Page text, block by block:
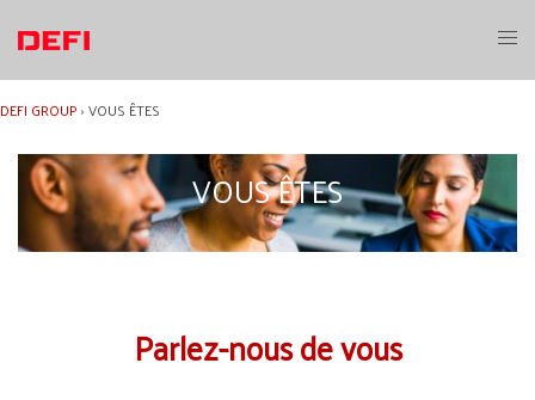
contenu
DEFI GROUP›VOUS ÊTES
VOUS ÊTES
Parlez-nous de vous